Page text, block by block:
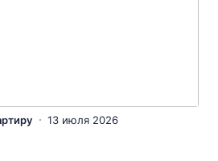
13 июля 2026